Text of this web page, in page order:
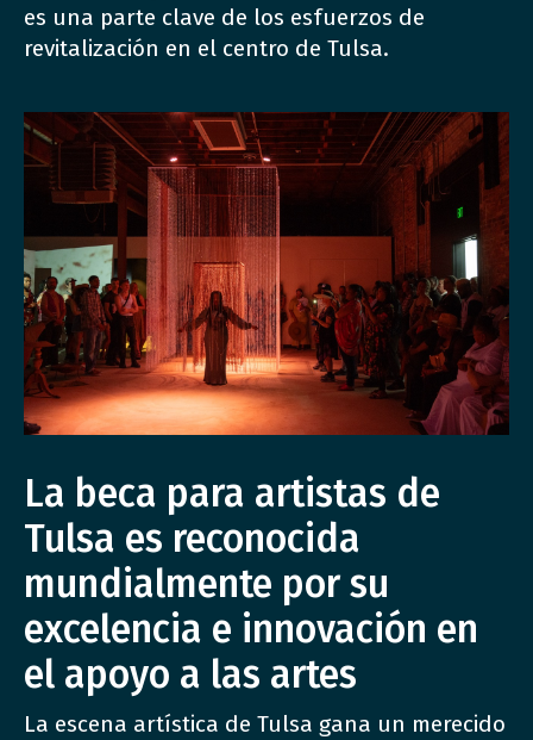
es una parte clave de los esfuerzos de
revitalización en el centro de Tulsa.
La beca para artistas de
Tulsa es reconocida
mundialmente por su
excelencia e innovación en
el apoyo a las artes
La escena artística de Tulsa gana un merecido